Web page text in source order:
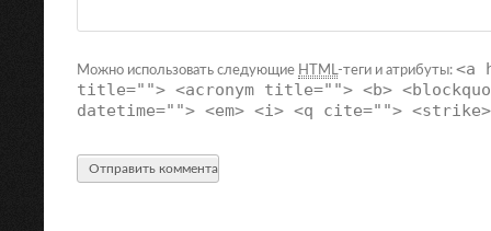
Можно использовать следующие HTML-теги и атрибуты: <a
title=""> <acronym title=""> <b>
datetime=""> <em> <i> <q cite="">